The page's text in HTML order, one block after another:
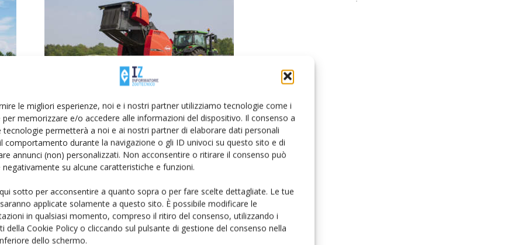
le migliori esperienze, noi e i nostri partner utilizziamo tecnologie come i
per memorizzare e/o accedere alle informazioni del dispositivo. Il consenso a
tecnologie permetterà a noi e ai nostri partner di elaborare dati personali
comportamento durante la navigazione o gli ID univoci su questo sito e di
annunci (non) personalizzati. Non acconsentire o ritirare il consenso può
negativamente su alcune caratteristiche e funzioni.
sotto per acconsentire a quanto sopra o per fare scelte dettagliate. Le tue
applicate solamente a questo sito. È possibile modificare le
in qualsiasi momento, compreso il ritiro del consenso, utilizzando i
della Cookie Policy o cliccando sul pulsante di gestione del consenso nella
dello schermo.
raccolta e la pressatura del...
IZ Informatore Zootecnico 20 Luglio 2020